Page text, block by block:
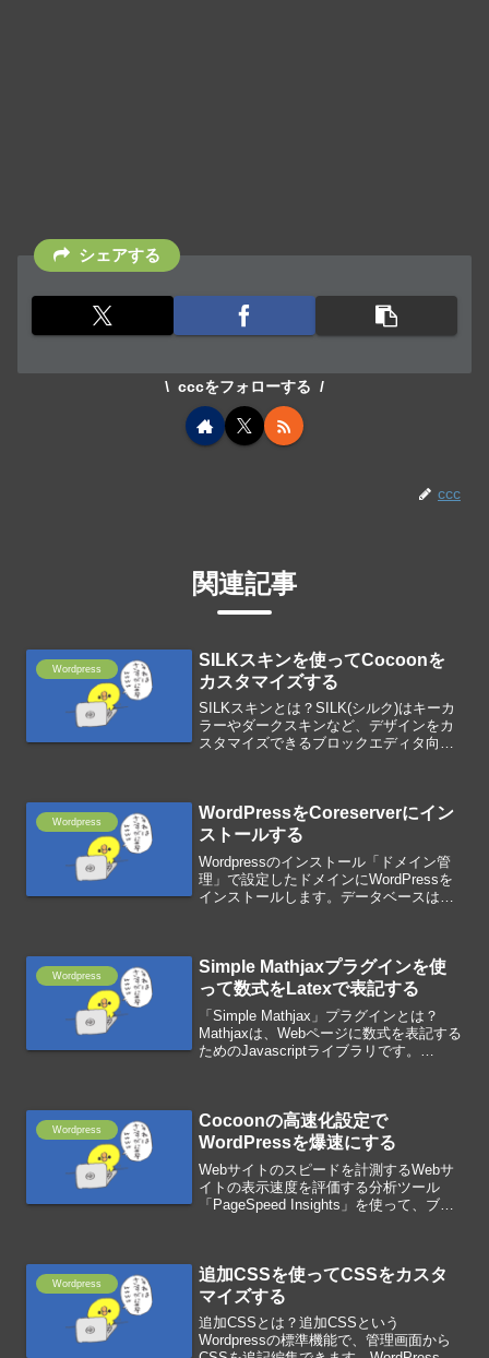
シェアする
cccをフォローする
ccc
関連記事
Wordpress
SILKスキンを使ってCocoonを
カスタマイズする
SILKスキンとは？SILK(シルク)はキーカ
ラーやダークスキンなど、デザインをカ
スタマイズできるブロックエディタ向け
ズ性...
Wordpress
WordPressをCoreserverにイン
ストールする
Wordpressのインストール「ドメイン管
理」で設定したドメインにWordPressを
インストールします。データベースは同
Wordpress
Simple Mathjaxプラグインを使
って数式をLatexで表記する
「Simple Mathjax」プラグインとは？
Mathjaxは、Webページに数式を表記する
ためのJavascriptライブラリです。
Wordpress
Cocoonの高速化設定で
WordPressを爆速にする
Webサイトのスピードを計測するWebサ
イトの表示速度を評価する分析ツール
「PageSpeed Insights」を使って、ブロ
Wordpress
追加CSSを使ってCSSをカスタ
マイズする
追加CSSとは？追加CSSという
Wordpressの標準機能で、管理画面から